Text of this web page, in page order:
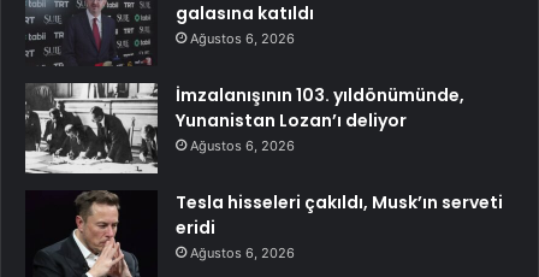
galasına katıldı
Ağustos 6, 2026
İmzalanışının 103. yıldönümünde,
Yunanistan Lozan’ı deliyor
Ağustos 6, 2026
Tesla hisseleri çakıldı, Musk’ın serveti
eridi
Ağustos 6, 2026